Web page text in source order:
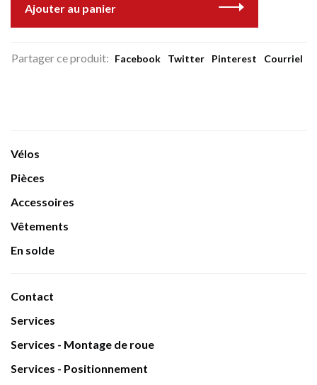
Ajouter au panier
Partager ce produit: Facebook Twitter Pinterest Courriel
Vélos
Pièces
Accessoires
Vêtements
En solde
Contact
Services
Services - Montage de roue
Services - Positionnement